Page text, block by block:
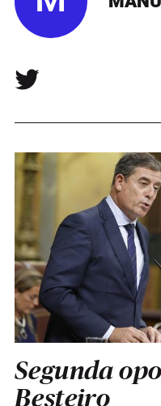
Segunda
Besteiro